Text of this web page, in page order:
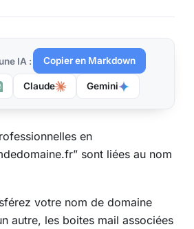
IA : Copier en Markdown
Claude Gemini
en
sont liées au nom
votre nom de domaine
autre, les boites mail associées